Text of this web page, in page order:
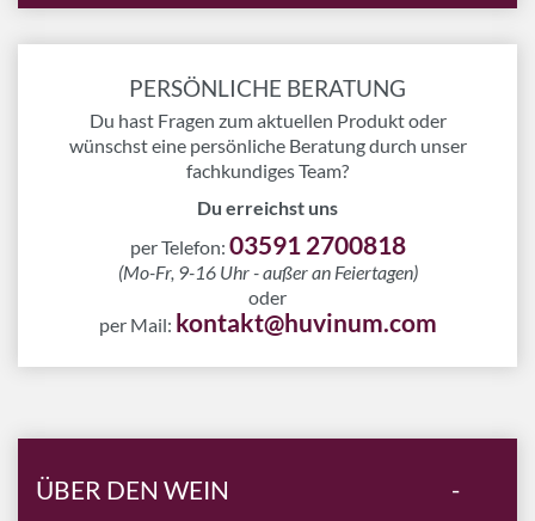
PERSÖNLICHE BERATUNG
Du hast Fragen zum aktuellen Produkt oder
wünschst eine persönliche Beratung durch unser
fachkundiges Team?
Du erreichst uns
per Telefon: 03591 2700818
(Mo-Fr, 9-16 Uhr - außer an Feiertagen)
oder
per Mail: kontakt@huvinum.com
ÜBER DEN WEIN -